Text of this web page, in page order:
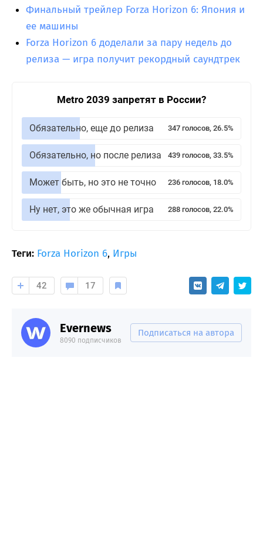
Финальный трейлер Forza Horizon 6: Япония и
ее машины
Forza Horizon 6 доделали за пару недель до
релиза — игра получит рекордный саундтрек
Metro 2039 запретят в России?
Обязательно, еще до релиза 347 голосов, 26.5%
Обязательно, но после релиза 439 голосов, 33.5%
Может быть, но это не точно 236 голосов, 18.0%
Ну нет, это же обычная игра 288 голосов, 22.0%
Теги: Forza Horizon 6, Игры
42 17
Evernews
8090 подписчиков
Подписаться на автора